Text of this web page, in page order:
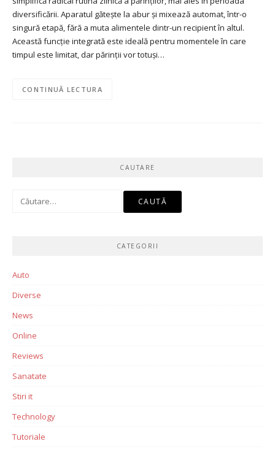
diversificării. Aparatul gătește la abur și mixează automat, într-o
singură etapă, fără a muta alimentele dintr-un recipient în altul.
Această funcție integrată este ideală pentru momentele în care
timpul este limitat, dar părinții vor totuși…
CONTINUĂ LECTURA
CAUTARE
Caută
CATEGORII
Auto
Diverse
News
Online
Reviews
Sanatate
Stiri it
Technology
Tutoriale